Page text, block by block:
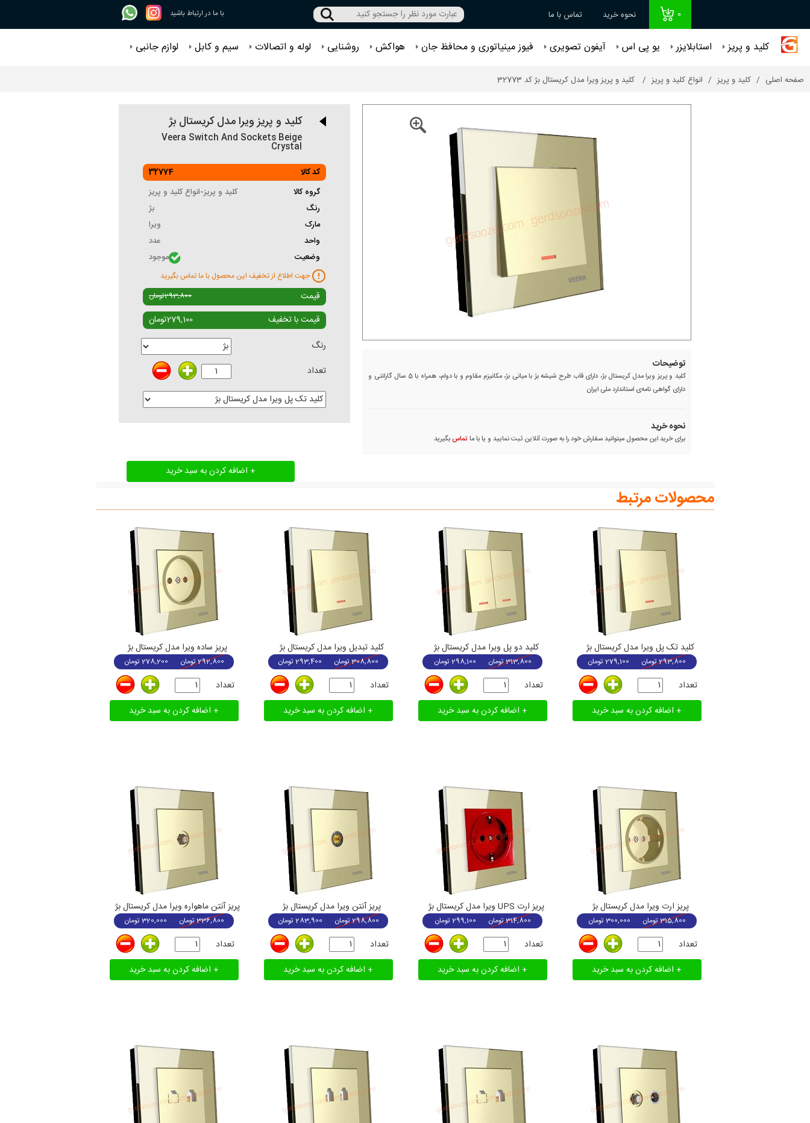
0 نحوه خرید تماس با ما با ما در ارتباط باشید
کلید و پریز استابلایزر یو پی اس آیفون تصویری فیوز مینیاتوری و محافظ جان هواکش روشنایی لوله و اتصالات سیم و کابل لوازم جانبی
صفحه اصلی کلید و پریز انواع کلید و پریز کلید و پریز ویرا مدل کریستال بژ کد 32773
توضیحات
کلید و پریز ویرا مدل کریستال بژ، دارای قاب طرح شیشه بژ با میانی بژ، مکانیزم مقاوم و با دوام، همراه با 5 سال گارانتی و
دارای گواهی نامه‌ی استاندارد ملی ایران
نحوه خرید
برای خرید این محصول میتوانید سفارش خود را به صورت آنلاین ثبت نمایید و یا با ما تماسبگیرید
کلید و پریز ویرا مدل کریستال بژ
Veera Switch And Sockets Beige
Crystal
کد کالا
32774
گروه کالا
کلید و پریز-انواع کلید و پریز
رنگ
بژ
مارک
ویرا
واحد
عدد
وضعیت
موجود
جهت اطلاع از تخفیف این محصول با ما تماس بگیرید
قیمت 293,800تومان
قیمت با تخفیف تومان279,100
رنگ
تعداد
محصولات مرتبط
کلید تک پل ویرا مدل کریستال بژ
293,800تومان 279,100 تومان
تعداد
کلید دو پل ویرا مدل کریستال بژ
313,800تومان 298,100 تومان
تعداد
کلید تبدیل ویرا مدل کریستال بژ
308,800تومان 293,400 تومان
تعداد
پریز ساده ویرا مدل کریستال بژ
292,800تومان 278,200 تومان
تعداد
پریز ارت ویرا مدل کریستال بژ
315,800تومان 300,000 تومان
تعداد
پریز ارت UPS ویرا مدل کریستال بژ
314,800تومان 299,100 تومان
تعداد
پریز آنتن ویرا مدل کریستال بژ
298,800تومان 283,900 تومان
تعداد
پریز آنتن ماهواره ویرا مدل کریستال بژ
336,800تومان 320,000 تومان
تعداد